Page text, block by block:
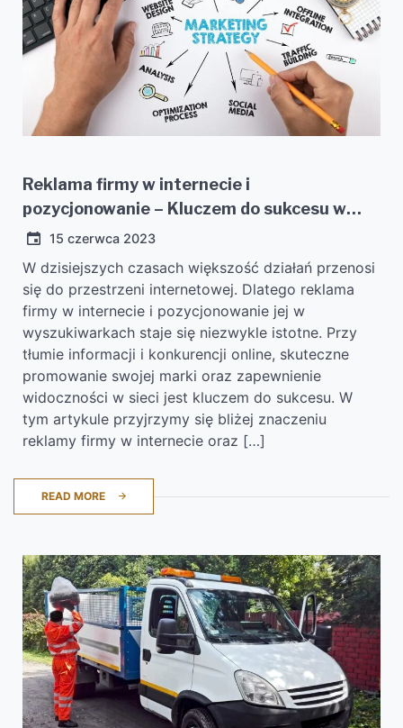
Reklama firmy w internecie i
pozycjonowanie – Kluczem do sukcesu w
erze cyfrowej
15 czerwca 2023
W dzisiejszych czasach większość działań przenosi
się do przestrzeni internetowej. Dlatego reklama
firmy w internecie i pozycjonowanie jej w
wyszukiwarkach staje się niezwykle istotne. Przy
tłumie informacji i konkurencji online, skuteczne
promowanie swojej marki oraz zapewnienie
widoczności w sieci jest kluczem do sukcesu. W
tym artykule przyjrzymy się bliżej znaczeniu
reklamy firmy w internecie oraz […]
READ MORE